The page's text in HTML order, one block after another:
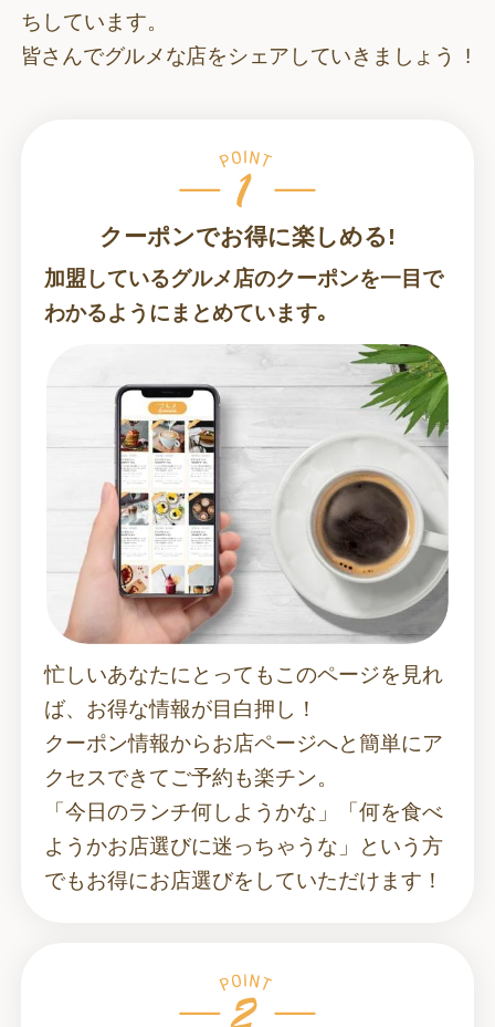
ちしています。
皆さんでグルメな店をシェアしていきましょう !
クーポンでお得に楽しめる!
加盟しているグルメ店のクーポンを一目で
わかるようにまとめています｡
忙しいあなたにとってもこのページを見れ
ば、お得な情報が目白押し！
クーポン情報からお店ページへと簡単にア
クセスできてご予約も楽チン。
「今日のランチ何しようかな」「何を食べ
ようかお店選びに迷っちゃうな」という方
でもお得にお店選びをしていただけます！